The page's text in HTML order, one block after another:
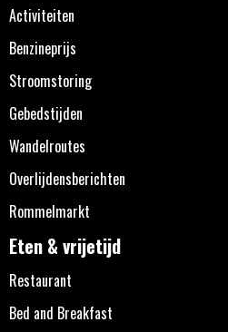
Activiteiten
Benzineprijs
Stroomstoring
Gebedstijden
Wandelroutes
Overlijdensberichten
Rommelmarkt
Eten & vrijetijd
Restaurant
Bed and Breakfast